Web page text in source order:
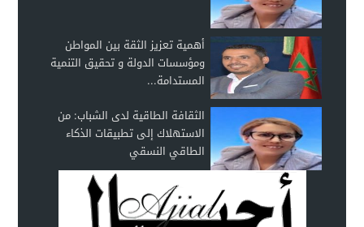
أهمية تعزيز الثقة بين المواطن
ومؤسسات الدولة و تحقيق التنمية
المستدامة...
الثقافة الطاقية لدى الشباب: من
الاستهلاك إلى تطبيقات الذكاء
الطاقي النسقي